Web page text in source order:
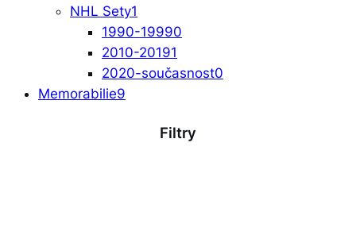
NHL Sety1
1990-19990
2010-20191
2020-současnost0
Memorabilie9
Filtry